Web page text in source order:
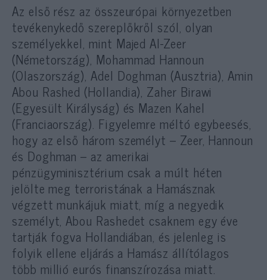
Az első rész az összeurópai környezetben
tevékenykedő szereplőkről szól, olyan
személyekkel, mint Majed Al-Zeer
(Németország), Mohammad Hannoun
(Olaszország), Adel Doghman (Ausztria), Amin
Abou Rashed (Hollandia), Zaher Birawi
(Egyesült Királyság) és Mazen Kahel
(Franciaország). Figyelemre méltó egybeesés,
hogy az első három személyt – Zeer, Hannoun
és Doghman – az amerikai
pénzügyminisztérium csak a múlt héten
jelölte meg terroristának a Hamásznak
végzett munkájuk miatt, míg a negyedik
személyt, Abou Rashedet csaknem egy éve
tartják fogva Hollandiában, és jelenleg is
folyik ellene eljárás a Hamász állítólagos
több millió eurós finanszírozása miatt.